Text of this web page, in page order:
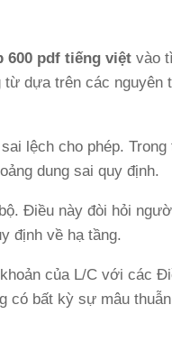
600 pdf tiếng việt vào
dựa trên các nguyên
lệch cho phép. Trong
dung sai quy định.
Điều này đòi hỏi
định về hạ tầng.
của L/C với các
có bất kỳ sự mâu